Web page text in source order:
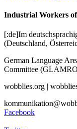
Industrial Workers
[:de]Im
(Deutschland,
German Language
Committee
wobblies.org |
Facebook